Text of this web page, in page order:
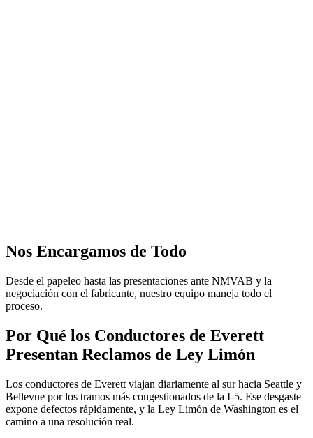
Nos Encargamos de Todo
Desde el papeleo hasta las presentaciones ante NMVAB y la
negociación con el fabricante, nuestro equipo maneja todo el
proceso.
Por Qué los Conductores de Everett
Presentan Reclamos de Ley Limón
Los conductores de Everett viajan diariamente al sur hacia Seattle y
Bellevue por los tramos más congestionados de la I-5. Ese desgaste
expone defectos rápidamente, y la Ley Limón de Washington es el
camino a una resolución real.